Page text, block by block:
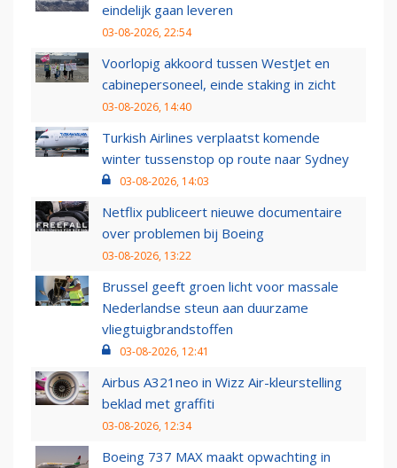
eindelijk gaan leveren
03-08-2026, 22:54
Voorlopig akkoord tussen WestJet en
cabinepersoneel, einde staking in zicht
03-08-2026, 14:40
Turkish Airlines verplaatst komende
winter tussenstop op route naar Sydney
03-08-2026, 14:03
Netflix publiceert nieuwe documentaire
over problemen bij Boeing
03-08-2026, 13:22
Brussel geeft groen licht voor massale
Nederlandse steun aan duurzame
vliegtuigbrandstoffen
03-08-2026, 12:41
Airbus A321neo in Wizz Air-kleurstelling
beklad met graffiti
03-08-2026, 12:34
Boeing 737 MAX maakt opwachting in